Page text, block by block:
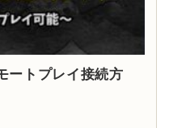
ートプレイ接続方